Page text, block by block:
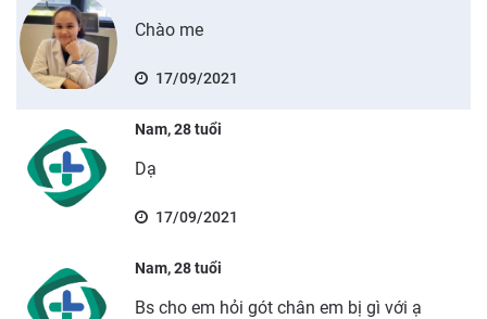
Chào me
17/09/2021
Nam, 28 tuổi
Dạ
17/09/2021
Nam, 28 tuổi
Bs cho em hỏi gót chân em bị gì với ạ